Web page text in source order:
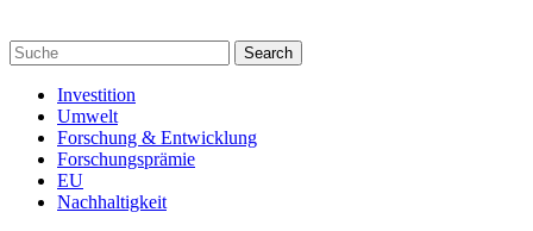
Investition
Umwelt
Forschung & Entwicklung
Forschungsprämie
EU
Nachhaltigkeit